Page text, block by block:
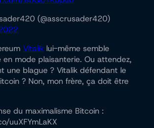
(@asscrusader420)
Vitalik lui-même semble
mode plaisanterie. Ou attendez,
une blague ? Vitalik défendant le
? Non, mon frère, ça doit être
du maximalisme Bitcoin :
uuXFYmLaKX